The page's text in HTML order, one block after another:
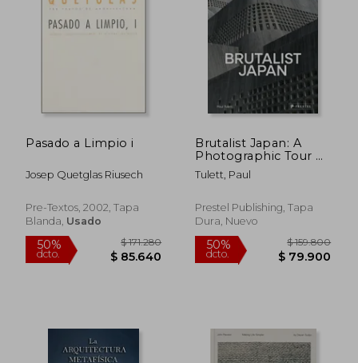
50%
dcto.
50%
dcto. $
Pasado a Limpio i
Josep Quetglas Riusech
Pre-Textos, 2002, Tapa
Blanda, Usado
Brutalist Japan: A
Photographic Tour of
Post-War Japanese
Architecture (en
Tulett, Paul
Prestel Publishing, Tapa
Dura, Nuevo